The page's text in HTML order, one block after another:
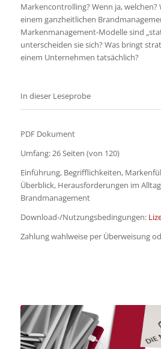
Markencontrolling? Wenn ja,
einem ganzheitlichen
Markenmanagement-Modelle sind
unterscheiden sie sich? Was bringt
einem Unternehmen tatsächlich?
In dieser Leseprobe
PDF Dokument
Umfang: 26 Seiten (von 120)
Einführung, Begrifflichkeiten,
Überblick, Herausforderungen im
Brandmanagement
Download-/Nutzungsbedingungen:
Zahlung wahlweise per Überweisung